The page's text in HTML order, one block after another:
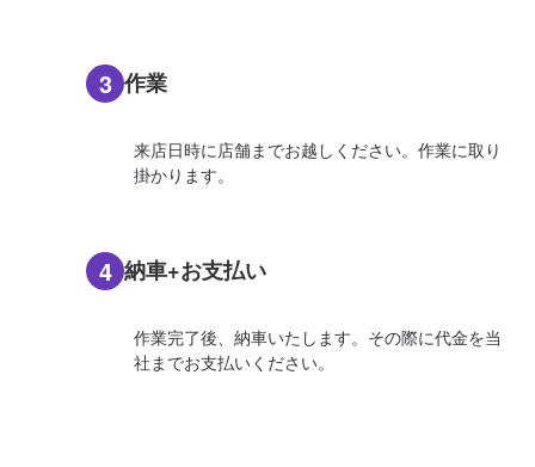
3 作業
来店日時に店舗までお越しください。作業に取り
掛かります。
4 納車+お支払い
作業完了後、納車いたします。その際に代金を当
社までお支払いください。